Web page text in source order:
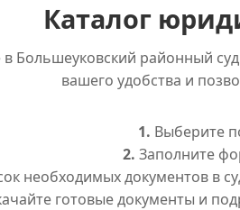
Каталог
в Большеуковский районный
вашего удобства и
1. Выберите
2. Заполните
необходимых документов в
готовые документы и